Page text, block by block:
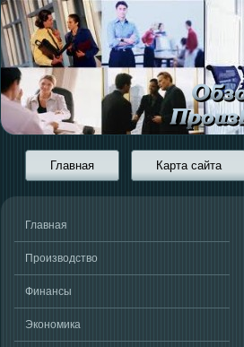
Главная Карта сайта
Главная
Производство
Финансы
Экономика